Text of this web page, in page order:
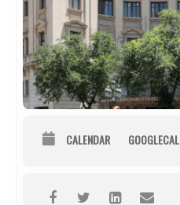
CALENDAR GOOGLECAL